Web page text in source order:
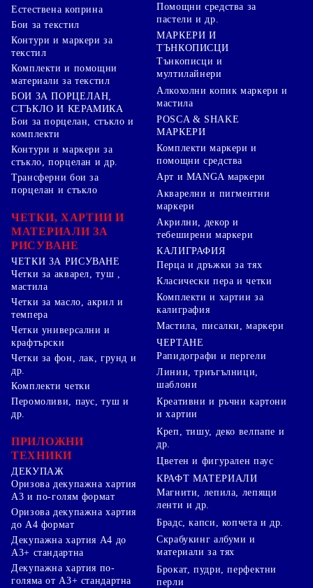
Естествена коприна
Бои за текстил
Контури и маркери за
текстил
Комплекти и помощни
материали за текстил
БОИ ЗА ПОРЦЕЛАН,
СТЪКЛО И КЕРАМИКА
Бои за порцелан, стъкло и
комплекти
Контури и маркери за
стъкло, порцелан и др.
Трансферни бои за
порцелан и стъкло
ЧЕТКИ, ХАРТИИ И
МАТЕРИАЛИ ЗА
РИСУВАНЕ
ЧЕТКИ ЗА РИСУВАНЕ
Четки за акварел, туш ,
мастила
Четки за масло, акрил и
темпера
Четки универсални и
крафтърски
Четки за фон, лак, грунд и
др.
Комплекти четки
Помощни средства за
пастели и др.
МАРКЕРИ И
ТЪНКОПИСЦИ
Тънкописци и
мултилайнери
Алкохолни копик маркери и
мастила
POSCA & SHAKE
МАРКЕРИ
Комплекти маркери и
помощни средства
Арт и MANGA маркери
Акварелни и пигментни
маркери
Акрилни, декор и
тебеширени маркери
КАЛИГРАФИЯ
Перца и дръжки за тях
Класически пера и четки
Комплекти и хартии за
калиграфия
Мастила, писалки, маркери
ЧЕРТАНЕ
Рапидографи и пергели
Линии, триъгълници,
шаблони
Перомоливи, паус, туш и
др.
ПРИЛОЖНИ
ТЕХНИКИ
ДЕКУПАЖ
Оризова декупажна хартия
А3 и по-голям формат
Оризова декупажна хартия
до А4 формат
Декупажна хартия А4 до
А3+ стандартна
Декупажна хартия по-
голяма от А3+ стандартна
Креативни и ръчни картони
и хартии
Креп, тишу, деко велпапе и
др.
Цветен и фигурален паус
КРАФТ МАТЕРИАЛИ
Магнити, лепила, лепящи
ленти и др.
Брадс, капси, копчета и др.
Скрабукинг албуми и
материали за тях
Брокат, пудри, перфектни
перли